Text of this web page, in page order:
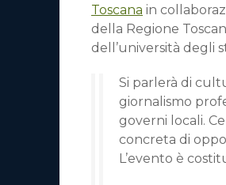
Toscana in
della Regione
dell’università degli
Si parlerà di
giornalismo
governi locali.
concreta di
L’evento è